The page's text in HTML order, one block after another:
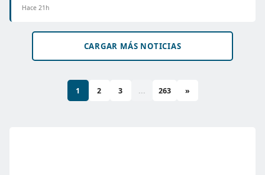
Hace 21h
CARGAR MÁS NOTICIAS
1 2 3 ... 263 »